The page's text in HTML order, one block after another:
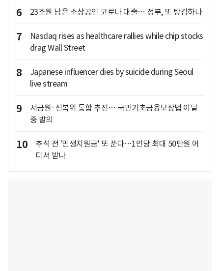
6 23조원 남은 소상공인 코로나 대출… 정부, 또 탕감하나
7
Nasdaq rises as healthcare rallies while chip stocks
drag Wall Street
8
Japanese influencer dies by suicide during Seoul
live stream
9
서금원·신복위 통합 추진… 국민기초금융보장법 이달
중 발의
10
추석 전 '민생지원금' 또 푼다…1인당 최대 50만원 어
디서 받나